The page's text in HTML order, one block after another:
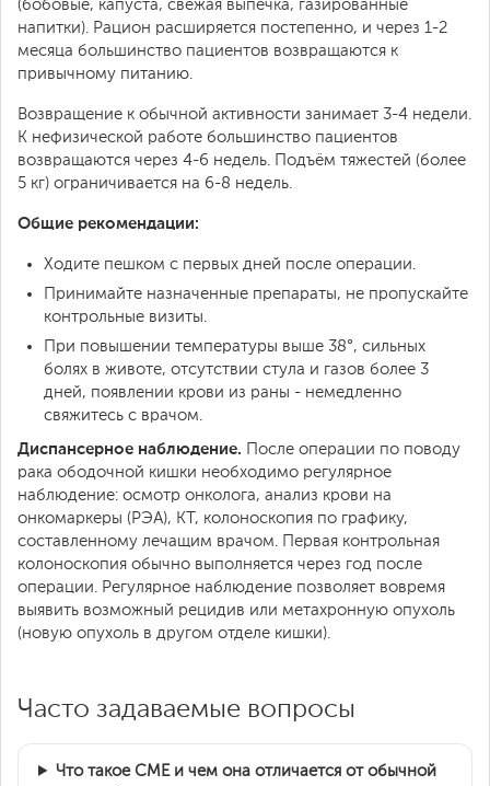
(бобовые, капуста, свежая выпечка, газированные
напитки). Рацион расширяется постепенно, и через 1-2
месяца большинство пациентов возвращаются к
привычному питанию.
Возвращение к обычной активности занимает 3-4 недели.
К нефизической работе большинство пациентов
возвращаются через 4-6 недель. Подъём тяжестей (более
5 кг) ограничивается на 6-8 недель.
Общие рекомендации:
Ходите пешком с первых дней после операции.
Принимайте назначенные препараты, не пропускайте
контрольные визиты.
При повышении температуры выше 38°, сильных
болях в животе, отсутствии стула и газов более 3
дней, появлении крови из раны - немедленно
свяжитесь с врачом.
Диспансерное наблюдение. После операции по поводу
рака ободочной кишки необходимо регулярное
наблюдение: осмотр онколога, анализ крови на
онкомаркеры (РЭА), КТ, колоноскопия по графику,
составленному лечащим врачом. Первая контрольная
колоноскопия обычно выполняется через год после
операции. Регулярное наблюдение позволяет вовремя
выявить возможный рецидив или метахронную опухоль
(новую опухоль в другом отделе кишки).
Часто задаваемые вопросы
Что такое CME и чем она отличается от обычной